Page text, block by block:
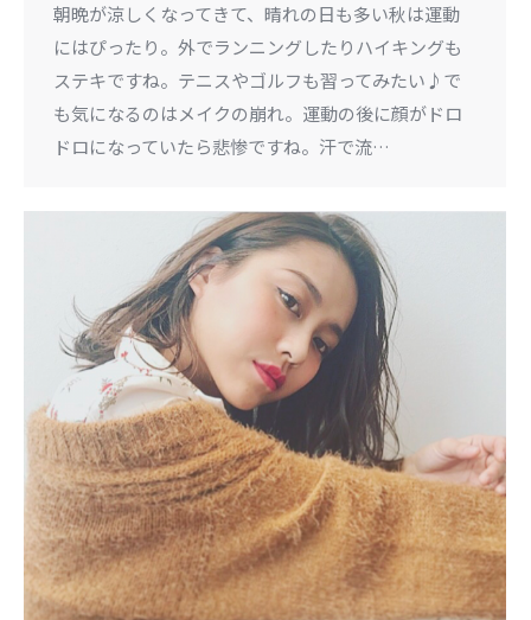
朝晩が涼しくなってきて、晴れの日も多い秋は運動
にはぴったり。外でランニングしたりハイキングも
ステキですね。テニスやゴルフも習ってみたい♪で
も気になるのはメイクの崩れ。運動の後に顔がドロ
ドロになっていたら悲惨ですね。汗で流…